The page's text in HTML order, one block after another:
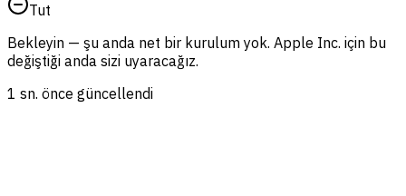
Tut
Bekleyin — şu anda net bir kurulum yok. Apple Inc. için bu
değiştiği anda sizi uyaracağız.
1 sn. önce güncellendi